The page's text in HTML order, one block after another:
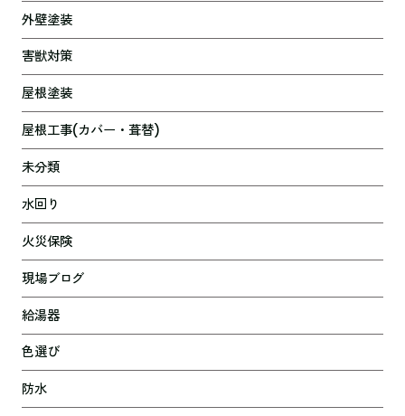
外壁塗装
害獣対策
屋根塗装
屋根工事(カバー・葺替)
未分類
水回り
火災保険
現場ブログ
給湯器
色選び
防水